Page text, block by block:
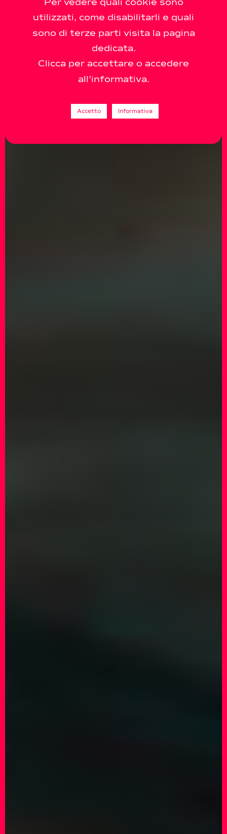
utilizzati, come disabilitarli e quali
sono di terze parti visita la pagina
dedicata.
Clicca per accettare o accedere
all'informativa.
Accetto Informativa